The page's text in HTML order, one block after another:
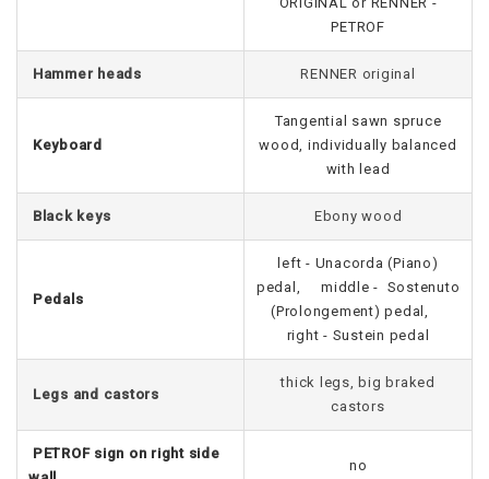
PETROF
Hammer heads RENNER original
Keyboard
Tangential sawn spruce
wood, individually balanced
with lead
Black keys Ebony wood
Pedals
left - Unacorda (Piano)
pedal, middle - Sostenuto
(Prolongement) pedal,
right - Sustein pedal
Legs and castors
thick legs, big braked
castors
PETROF sign on right side
no